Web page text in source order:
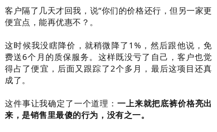
客户隔了几天才回我，说“你们的价格还行，但另一家更
便宜点，能再优惠不？。
这时候我没瞎降价，就稍微降了1%，然后跟他说，免
费送6个月的质保服务。这样既没亏了自己，客户也觉
得占了便宜，后面又跟踪了2个多月，最后这项目还真
成了。
这件事让我确定了一个道理： 一上来就把底裤价格亮出
来，是销售里最傻的行为，没有之一。